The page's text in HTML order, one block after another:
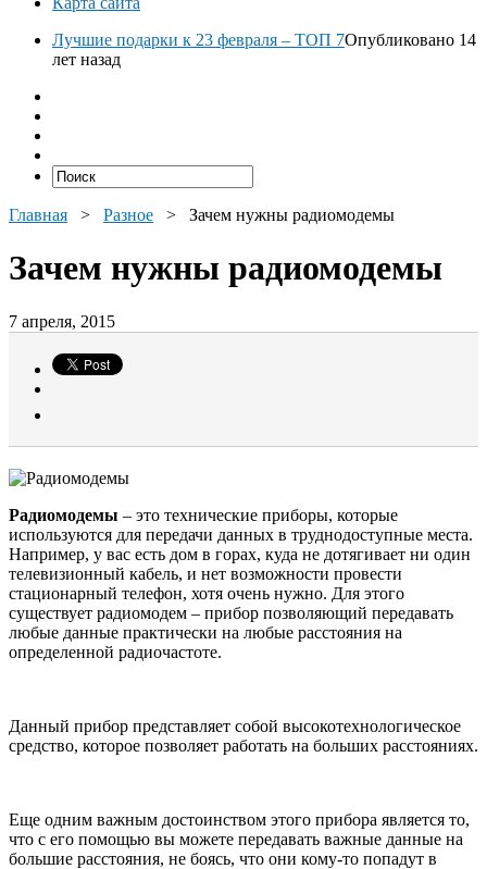
Лучшие подарки к 23 февраля – ТОП 7Опубликовано 14
лет назад
Главная > Разное > Зачем нужны радиомодемы
Зачем нужны радиомодемы
7 апреля, 2015
Радиомодемы – это технические приборы, которые
используются для передачи данных в труднодоступные места.
Например, у вас есть дом в горах, куда не дотягивает ни один
телевизионный кабель, и нет возможности провести
стационарный телефон, хотя очень нужно. Для этого
существует радиомодем – прибор позволяющий передавать
любые данные практически на любые расстояния на
определенной радиочастоте.
Данный прибор представляет собой высокотехнологическое
средство, которое позволяет работать на больших расстояниях.
Еще одним важным достоинством этого прибора является то,
что с его помощью вы можете передавать важные данные на
большие расстояния, не боясь, что они кому-то попадут в